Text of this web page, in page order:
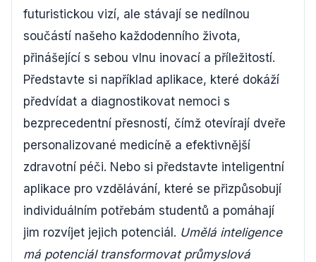
futuristickou vizí, ale stávají se nedílnou
součástí našeho každodenního života,
přinášející s sebou vlnu inovací a příležitostí.
Představte si například aplikace, které dokáží
předvídat a diagnostikovat nemoci s
bezprecedentní přesností, čímž otevírají dveře
personalizované medicíně a efektivnější
zdravotní péči. Nebo si představte inteligentní
aplikace pro vzdělávání, které se přizpůsobují
individuálním potřebám studentů a pomáhají
jim rozvíjet jejich potenciál. Umělá inteligence
má potenciál transformovat průmyslová